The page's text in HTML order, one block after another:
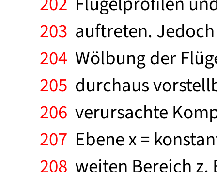
203 auftreten.
204 Wölbung der
205 durchaus
206 verursachte
207 Ebene x =